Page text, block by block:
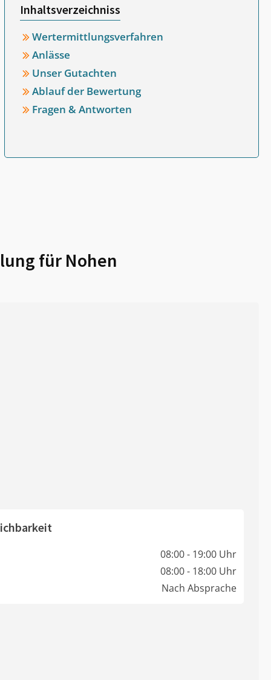
Inhaltsverzeichniss
Wertermittlungsverfahren
Anlässe
Unser Gutachten
Ablauf der Bewertung
Fragen & Antworten
für Nohen
08:00 - 19:00 Uhr
08:00 - 18:00 Uhr
Nach Absprache